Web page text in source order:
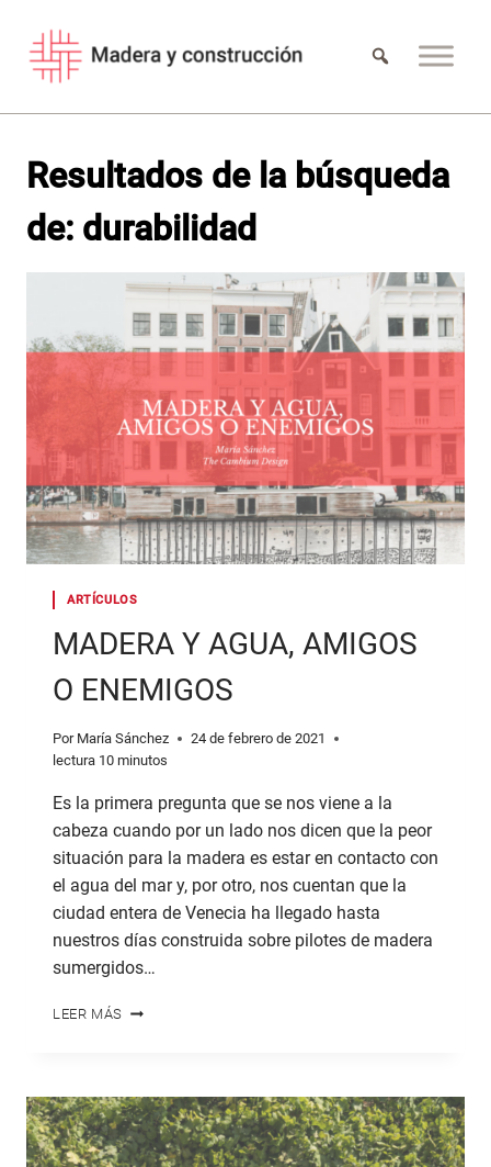
contenido
Resultados de la búsqueda
de: durabilidad
ARTÍCULOS
MADERA Y AGUA, AMIGOS
O ENEMIGOS
Por María Sánchez
24 de febrero de 2021
lectura 10 minutos
Es la primera pregunta que se nos viene a la
cabeza cuando por un lado nos dicen que la peor
situación para la madera es estar en contacto con
el agua del mar y, por otro, nos cuentan que la
ciudad entera de Venecia ha llegado hasta
nuestros días construida sobre pilotes de madera
sumergidos…
LEER MÁS MADERA
O
ENEMIGOS